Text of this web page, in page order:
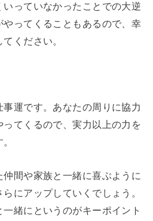
っていなかったことでの大逆
ってくることもあるので、幸
ください。
運です。あなたの周りに協力
てくるので、実力以上の力を
間や家族と一緒に喜ぶように
にアップしていくでしょう。
緒にというのがキーポイント